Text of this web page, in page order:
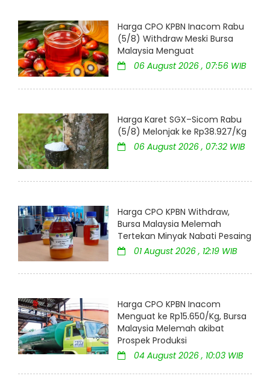
Harga CPO KPBN Inacom Rabu
(5/8) Withdraw Meski Bursa
Malaysia Menguat
06 August 2026 , 07:56 WIB
Harga Karet SGX–Sicom Rabu
(5/8) Melonjak ke Rp38.927/Kg
06 August 2026 , 07:32 WIB
Harga CPO KPBN Withdraw,
Bursa Malaysia Melemah
Tertekan Minyak Nabati Pesaing
01 August 2026 , 12:19 WIB
Harga CPO KPBN Inacom
Menguat ke Rp15.650/Kg, Bursa
Malaysia Melemah akibat
Prospek Produksi
04 August 2026 , 10:03 WIB